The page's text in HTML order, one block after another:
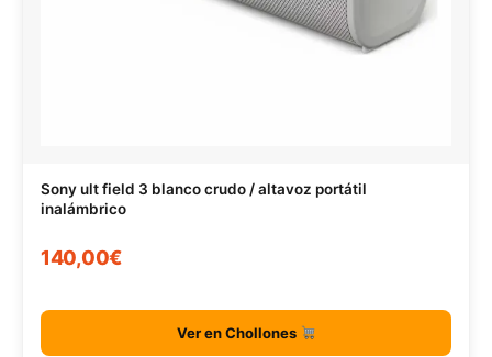
Sony ult field 3 blanco crudo / altavoz portátil
inalámbrico
140,00€
Ver en Chollones